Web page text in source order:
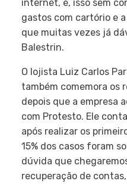
internet, e, isso sem
gastos com cartório e
que muitas vezes já
Balestrin.
O lojista Luiz Carlos
também comemora os
depois que a empresa
com Protesto. Ele
após realizar os
15% dos casos foram
dúvida que
recuperação de